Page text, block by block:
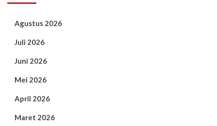
Agustus 2026
Juli 2026
Juni 2026
Mei 2026
April 2026
Maret 2026